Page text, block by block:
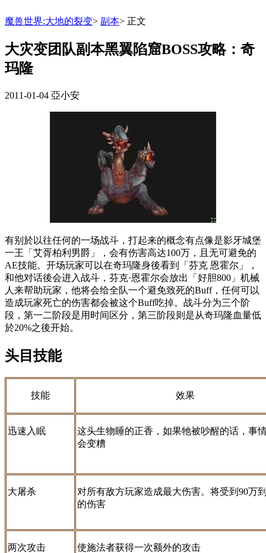
魔兽世界:大地的裂变> 副本> 正文
大灾变团队副本黑翼陷窟BOSS攻略：奇
玛隆
2011-01-04 亞小安
有别於以往任何的一场战斗，打起来的概念有点像是影牙城堡
一王「艾胥柏利男爵」，会有伤害高达100万，且无可避免的
AE技能。开场玩家可以在奇玛隆身後看到「芬克 恩霍尔」，
和他对话後会进入战斗，芬克·恩霍尔会放出「好胆800」机械
人来帮助玩家，他将会给全队一个避免致死的Buff，任何可以
造成玩家死亡的伤害都会被这个Buff吃掉。战斗分为三个阶
段，第一二阶段是用时间区分，第三阶段则是从奇玛隆血量低
於20%之後开始。
头目技能
技能 效果
迅速入眠
这头生物睡的正香，如果牠被吵醒的话，事
会变糟
大屠杀
对所有敌方玩家造成最大伤害。将受到90万
的伤害
两次攻击 使施法者获得一次额外的攻击